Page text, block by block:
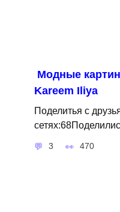
Модные
Kareem Iliya
Поделитья с
3 470